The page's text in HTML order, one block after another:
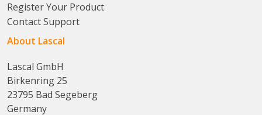
Register Your Product
Contact Support
About Lascal
Lascal GmbH
Birkenring 25
23795 Bad Segeberg
Germany